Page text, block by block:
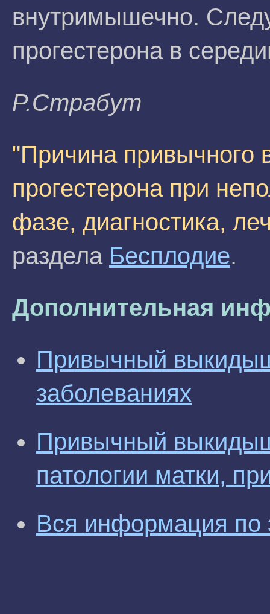
внутримышечно.
прогестерона в
P.Cтpaбyт
"Причина привычного
прогестерона при
фазе, диагностика,
раздела Бесплодие.
Дополнительная
Привычный
заболеваниях
Привычный
патологии матки,
Вся информация по